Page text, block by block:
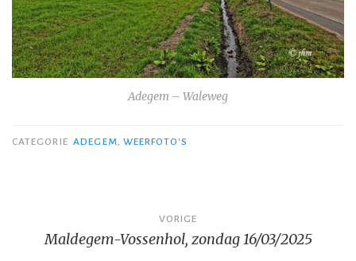
Adegem – Waleweg
CATEGORIE ADEGEM, WEERFOTO'S
navigatie
VORIGE
Maldegem-Vossenhol, zondag 16/03/2025